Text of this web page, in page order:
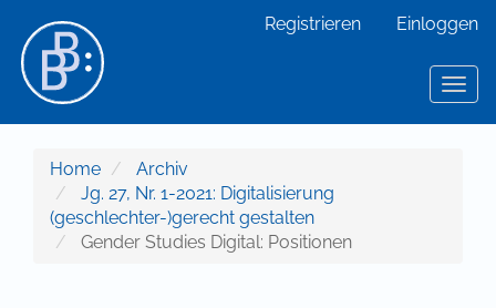
Hauptinhalt
Sidebar
Registrieren Einloggen
Home
Archiv
Jg. 27, Nr. 1-2021: Digitalisierung
(geschlechter-)gerecht gestalten
Gender Studies Digital: Positionen